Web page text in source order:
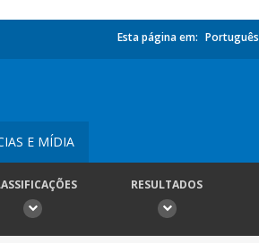
Esta página em: Português
E MÍDIA
RESULTADOS